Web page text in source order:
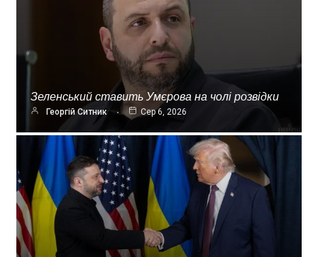
Зеленський ставить Умєрова на чолі розвідки
Георгій Ситник Сер 6, 2026